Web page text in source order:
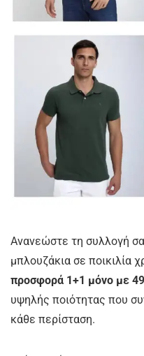
Ανανεώστε τη συλλογή
μπλουζάκια σε
προσφορά 1+1 μόνο με
υψηλής ποιότητας που
κάθε περίσταση.